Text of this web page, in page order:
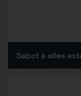
Sabot à ailes